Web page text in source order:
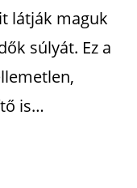
látják maguk
súlyát. Ez a
is…